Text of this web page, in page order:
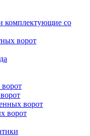
комплектующие со
ворот
ворот
ворот